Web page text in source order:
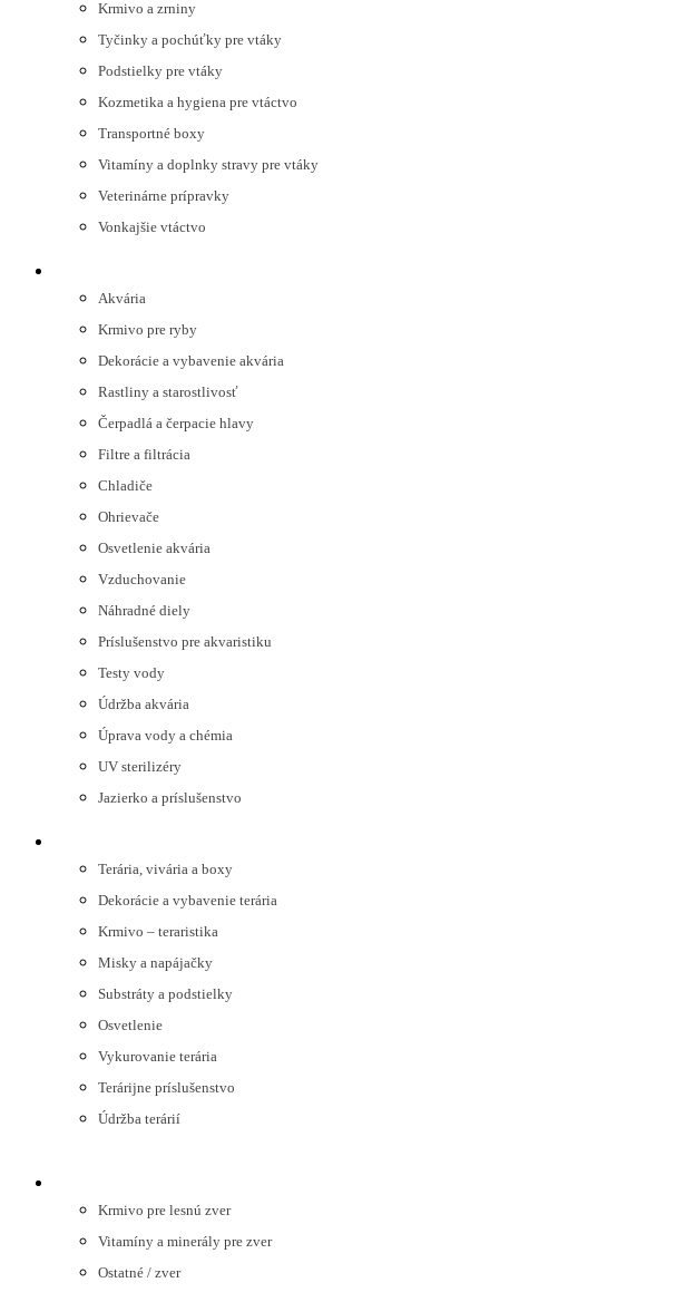
Krmivo a zrniny
Tyčinky a pochúťky pre vtáky
Podstielky pre vtáky
Kozmetika a hygiena pre vtáctvo
Transportné boxy
Vitamíny a doplnky stravy pre vtáky
Veterinárne prípravky
Vonkajšie vtáctvo
Akvária
Krmivo pre ryby
Dekorácie a vybavenie akvária
Rastliny a starostlivosť
Čerpadlá a čerpacie hlavy
Filtre a filtrácia
Chladiče
Ohrievače
Osvetlenie akvária
Vzduchovanie
Náhradné diely
Príslušenstvo pre akvaristiku
Testy vody
Údržba akvária
Úprava vody a chémia
UV sterilizéry
Jazierko a príslušenstvo
Terária, vivária a boxy
Dekorácie a vybavenie terária
Krmivo – teraristika
Misky a napájačky
Substráty a podstielky
Osvetlenie
Vykurovanie terária
Terárijne príslušenstvo
Údržba terárií
Krmivo pre lesnú zver
Vitamíny a minerály pre zver
Ostatné / zver